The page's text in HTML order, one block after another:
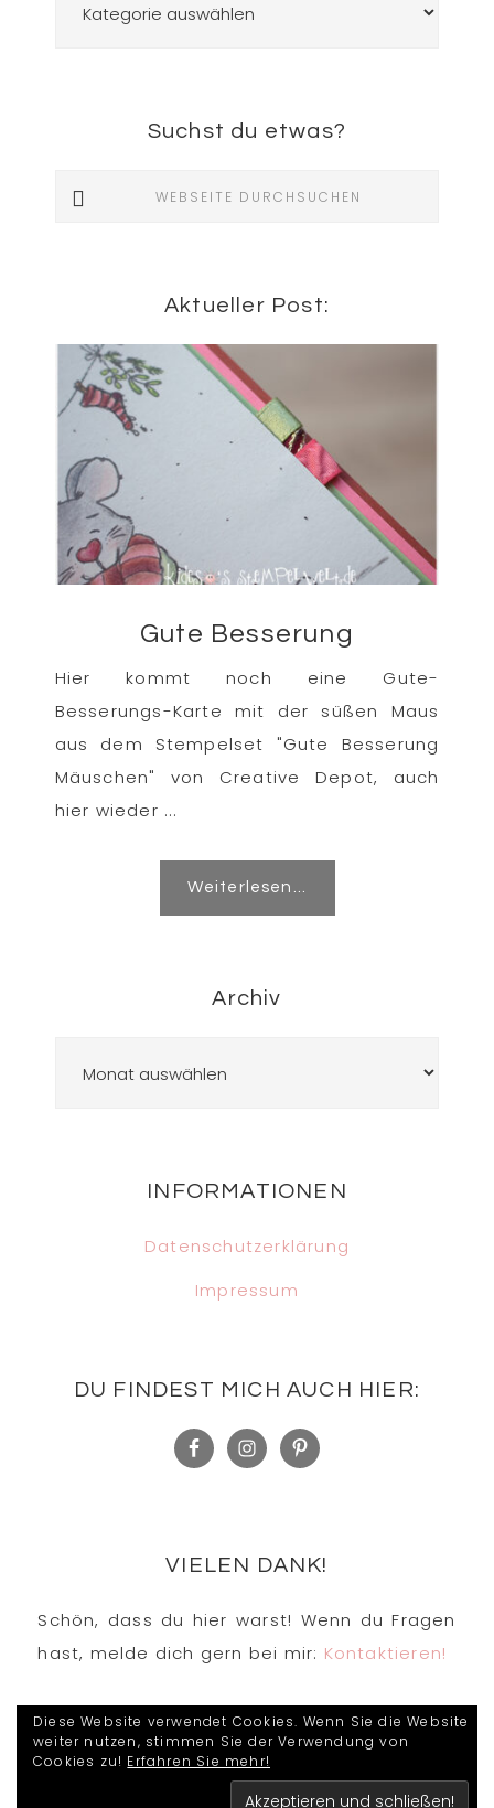
Suchst du etwas?
Aktueller Post:
Gute Besserung
Hier kommt noch eine Gute-
Besserungs-Karte mit der süßen Maus
aus dem Stempelset "Gute Besserung
Mäuschen" von Creative Depot, auch
hier wieder ...
Weiterlesen...
Archiv
INFORMATIONEN
Datenschutzerklärung
Impressum
DU FINDEST MICH AUCH HIER:
VIELEN DANK!
Schön, dass du hier warst! Wenn du Fragen
hast, melde dich gern bei mir: Kontaktieren!
COPYRIGHT © 2026 · KIDESOS STEMPELWELT ·
Diese Website verwendet Cookies. Wenn Sie die Website
weiter nutzen, stimmen Sie der Verwendung von
Cookies zu! Erfahren Sie mehr!